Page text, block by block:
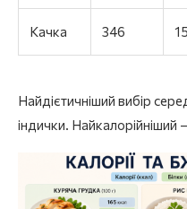
Качка 346
Найдієтичніший вибір
індички. Найкалорійніший